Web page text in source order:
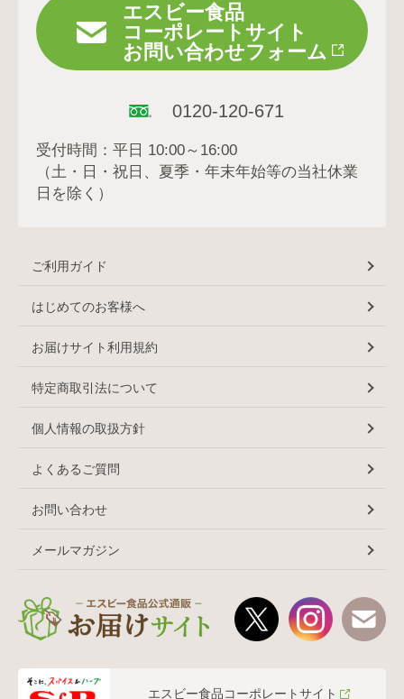
エスビー食品
コーポレートサイト
お問い合わせフォーム
0120-120-671
受付時間：平日 10:00～16:00
（土・日・祝日、夏季・年末年始等の当社休業
日を除く）
ご利用ガイド
はじめてのお客様へ
お届けサイト利用規約
特定商取引法について
個人情報の取扱方針
よくあるご質問
お問い合わせ
メールマガジン
エスビー食品コーポレートサイト